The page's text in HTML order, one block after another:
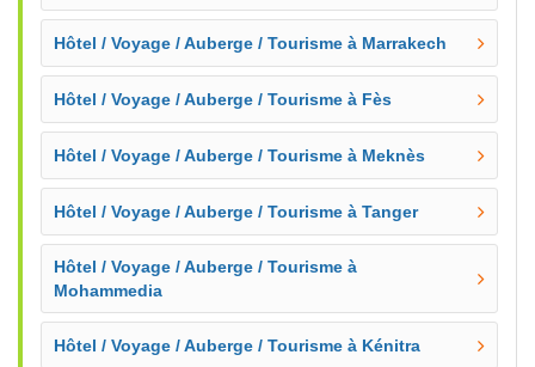
Hôtel / Voyage / Auberge / Tourisme à Marrakech
Hôtel / Voyage / Auberge / Tourisme à Fès
Hôtel / Voyage / Auberge / Tourisme à Meknès
Hôtel / Voyage / Auberge / Tourisme à Tanger
Hôtel / Voyage / Auberge / Tourisme à
Mohammedia
Hôtel / Voyage / Auberge / Tourisme à Kénitra